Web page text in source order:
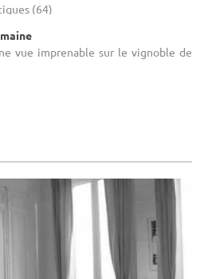
(64)
vue imprenable sur le vignoble de